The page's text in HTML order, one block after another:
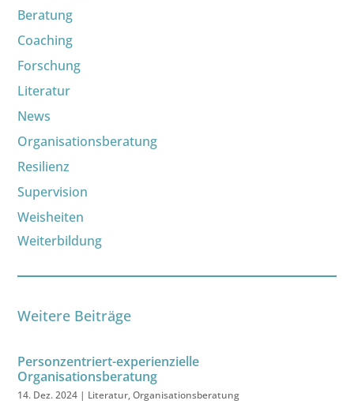
Beratung
Coaching
Forschung
Literatur
News
Organisationsberatung
Resilienz
Supervision
Weisheiten
Weiterbildung
Weitere Beiträge
Personzentriert-experienzielle
Organisationsberatung
14. Dez. 2024 | Literatur,Organisationsberatung